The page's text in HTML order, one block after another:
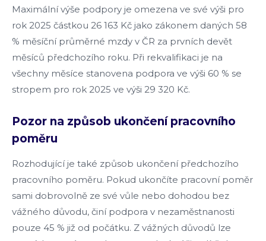
Maximální výše podpory je omezena ve své výši pro
rok 2025 částkou 26 163 Kč jako zákonem daných 58
% měsíční průměrné mzdy v ČR za prvních devět
měsíců předchozího roku. Při rekvalifikaci je na
všechny měsíce stanovena podpora ve výši 60 % se
stropem pro rok 2025 ve výši 29 320 Kč.
Pozor na způsob ukončení pracovního
poměru
Rozhodující je také způsob ukončení předchozího
pracovního poměru. Pokud ukončíte pracovní poměr
sami dobrovolně ze své vůle nebo dohodou bez
vážného důvodu, činí podpora v nezaměstnanosti
pouze 45 % již od počátku. Z vážných důvodů lze